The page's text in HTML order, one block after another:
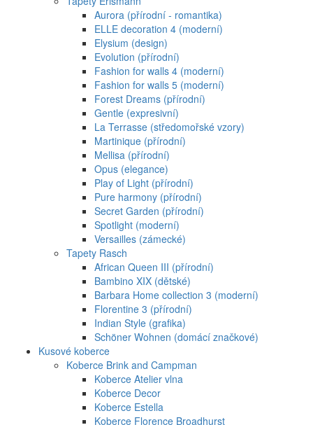
Aurora (přírodní - romantika)
ELLE decoration 4 (moderní)
Elysium (design)
Evolution (přírodní)
Fashion for walls 4 (moderní)
Fashion for walls 5 (moderní)
Forest Dreams (přírodní)
Gentle (expresivní)
La Terrasse (středomořské vzory)
Martinique (přírodní)
Mellisa (přírodní)
Opus (elegance)
Play of Light (přírodní)
Pure harmony (přírodní)
Secret Garden (přírodní)
Spotlight (moderní)
Versailles (zámecké)
Tapety Rasch
African Queen III (přírodní)
Bambino XIX (dětské)
Barbara Home collection 3 (moderní)
Florentine 3 (přírodní)
Indian Style (grafika)
Schöner Wohnen (domácí značkové)
Kusové koberce
Koberce Brink and Campman
Koberce Atelier vlna
Koberce Decor
Koberce Estella
Koberce Florence Broadhurst